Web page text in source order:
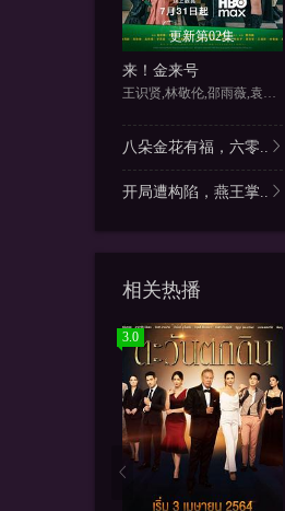
更新第02集
来！金来号
王识贤,林敬伦,邵雨薇,袁澧林
八朵金花有福，六零..
开局遭构陷，燕王掌..
相关热播
3.0